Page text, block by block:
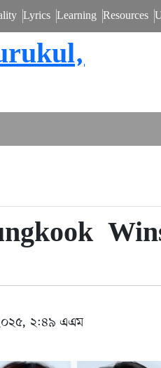
Lyrics Learning Resources
২০২৫, ২:৪৯ এএম